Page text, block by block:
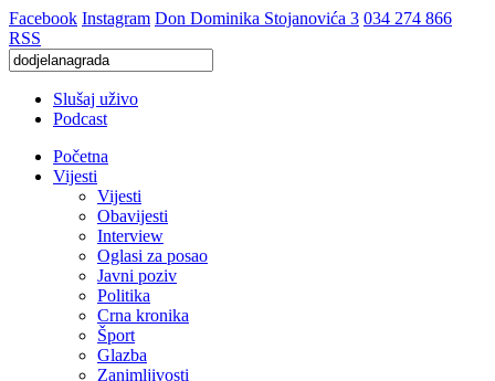
Facebook Instagram Don Dominika Stojanovića 3 034 274 866
RSS
Slušaj uživo
Podcast
Početna
Vijesti
Vijesti
Obavijesti
Interview
Oglasi za posao
Javni poziv
Politika
Crna kronika
Šport
Glazba
Zanimljivosti